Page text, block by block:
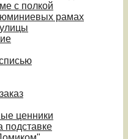
с полкой
рамах
ценники
подставке